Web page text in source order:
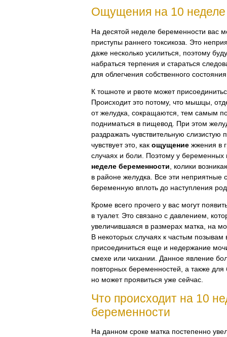
Ощущения на 10
На десятой неделе беременности вас
приступы раннего токсикоза. Это
даже несколько усилиться, поэтому
набраться терпения и стараться
для облегчения собственного
К тошноте и рвоте может
Происходит это потому, что мышцы,
от желудка, сокращаются, тем самым
подниматься в пищевод. При этом
раздражать чувствительную
чувствует это, как ощущение жжения в
случаях и боли. Поэтому у беременных
неделе беременности , колики
в районе желудка. Все эти неприятные
беременную вплоть до наступления
Кроме всего прочего у вас могут
в туалет. Это связано с давлением,
увеличившаяся в размерах матка, на
В некоторых случаях к частым позывам
присоединиться еще и недержание
смехе или чихании. Данное явление
повторных беременностей, а также для
но может проявиться уже сейчас.
Что происходит на 10
беременности
На данном сроке матка постепенно